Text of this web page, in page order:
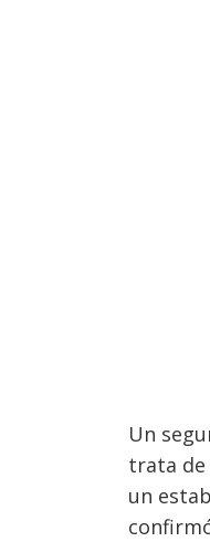
Un
trata de
un